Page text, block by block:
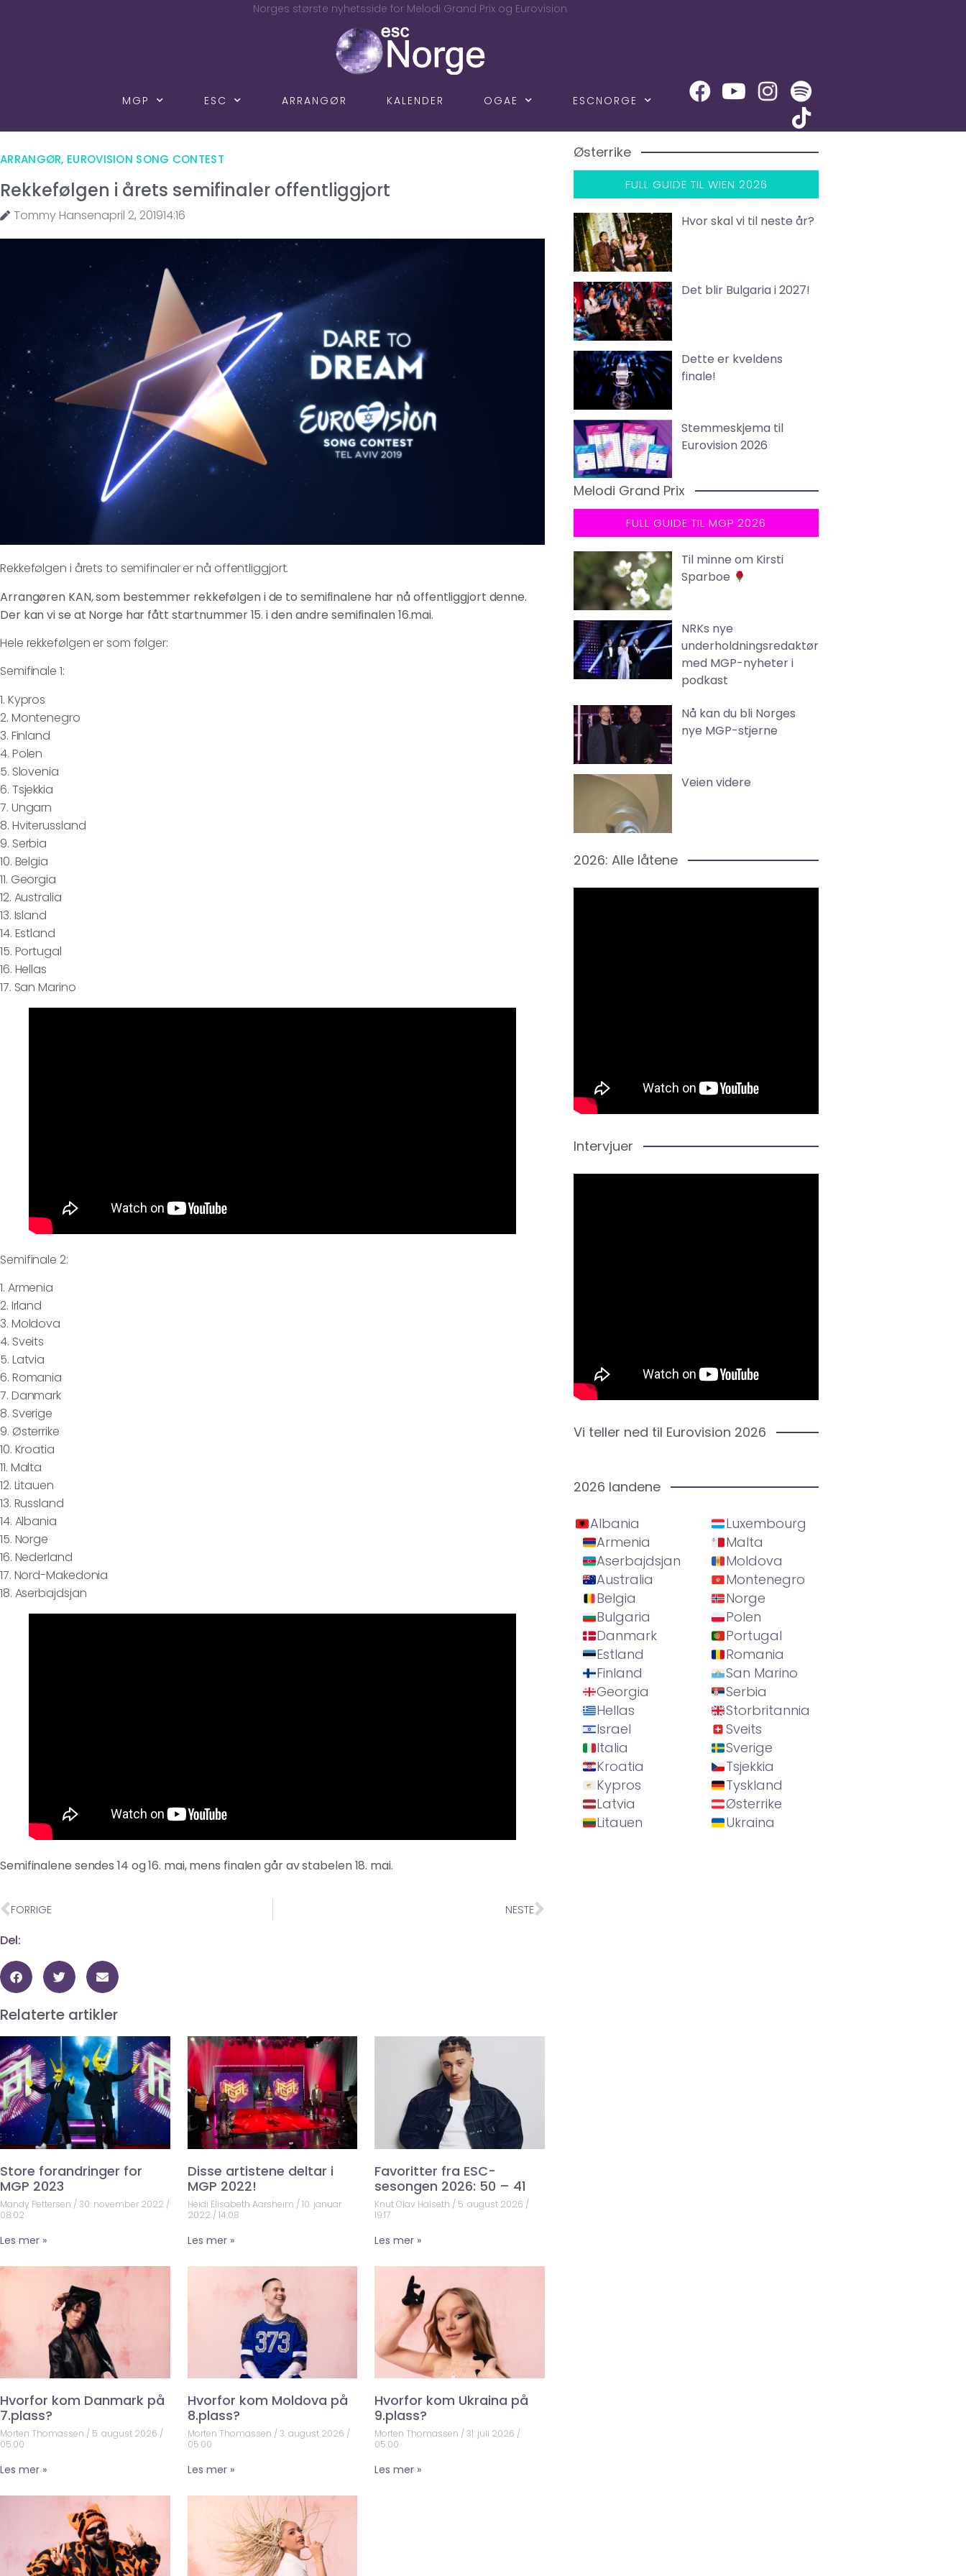
Norges største nyhetsside for Melodi Grand Prix og Eurovision
MGP ESC ARRANGØR KALENDER OGAE ESCNORGE
ARRANGØR, EUROVISION SONG CONTEST
Rekkefølgen i årets semifinaler offentliggjort
Tommy Hansenapril 2, 201914:16
Rekkefølgen i årets to semifinaler er nå offentliggjort.
Arrangøren KAN, som bestemmer rekkefølgen i de to semifinalene har nå offentliggjort denne.
Der kan vi se at Norge har fått startnummer 15. i den andre semifinalen 16.mai.
Hele rekkefølgen er som følger:
Semifinale 1:
1. Kypros
2. Montenegro
3. Finland
4. Polen
5. Slovenia
6. Tsjekkia
7. Ungarn
8. Hviterussland
9. Serbia
10. Belgia
11. Georgia
12. Australia
13. Island
14. Estland
15. Portugal
16. Hellas
17. San Marino
Semifinale 2:
1. Armenia
2. Irland
3. Moldova
4. Sveits
5. Latvia
6. Romania
7. Danmark
8. Sverige
9. Østerrike
10. Kroatia
11. Malta
12. Litauen
13. Russland
14. Albania
15. Norge
16. Nederland
17. Nord-Makedonia
18. Aserbajdsjan
Semifinalene sendes 14 og 16. mai, mens finalen går av stabelen 18. mai.
FORRIGE NESTE
Del:
Relaterte artikler
Store forandringer for
MGP 2023
Mandy Pettersen
30. november 2022
08:02
Les mer »
Disse artistene deltar i
MGP 2022!
Heidi Elisabeth Aarsheim 10. januar
2022 14:08
Les mer »
Favoritter fra ESC-
sesongen 2026: 50 – 41
Knut Olav Halseth
5. august 2026
19:17
Les mer »
Hvorfor kom Danmark på
7.plass?
Morten Thomassen
5. august 2026
05:00
Les mer »
Hvorfor kom Moldova på
8.plass?
Morten Thomassen 3. august 2026
05:00
Les mer »
Hvorfor kom Ukraina på
9.plass?
Morten Thomassen
31. juli 2026
05:00
Les mer »
Østerrike
FULL GUIDE TIL WIEN 2026
Hvor skal vi til neste år?
Det blir Bulgaria i 2027!
Dette er kveldens
finale!
Stemmeskjema til
Eurovision 2026
Melodi Grand Prix
FULL GUIDE TIL MGP 2026
Til minne om Kirsti
Sparboe
NRKs nye
underholdningsredaktør
med MGP-nyheter i
podkast
Nå kan du bli Norges
nye MGP-stjerne
Veien videre
2026: Alle låtene
Intervjuer
Vi teller ned til Eurovision 2026
2026 landene
Albania
Armenia
Aserbajdsjan
Australia
Belgia
Bulgaria
Danmark
Estland
Finland
Georgia
Hellas
Israel
Italia
Kroatia
Kypros
Latvia
Litauen
Luxembourg
Malta
Moldova
Montenegro
Norge
Polen
Portugal
Romania
San Marino
Serbia
Storbritannia
Sveits
Sverige
Tsjekkia
Tyskland
Østerrike
Ukraina